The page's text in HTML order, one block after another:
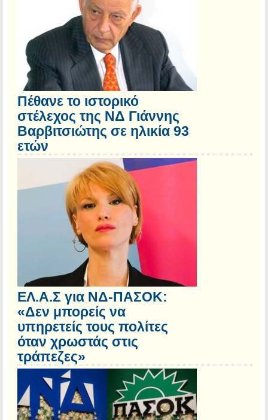
Πέθανε το ιστορικό
στέλεχος της ΝΔ Γιάννης
Βαρβιτσιώτης σε ηλικία 93
ετών
ΕΛ.Α.Σ για ΝΔ-ΠΑΣΟΚ:
«Δεν μπορείς να
υπηρετείς τους πολίτες
όταν χρωστάς στις
τράπεζες»